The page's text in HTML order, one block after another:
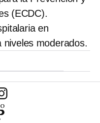
(ECDC).
en
moderados.